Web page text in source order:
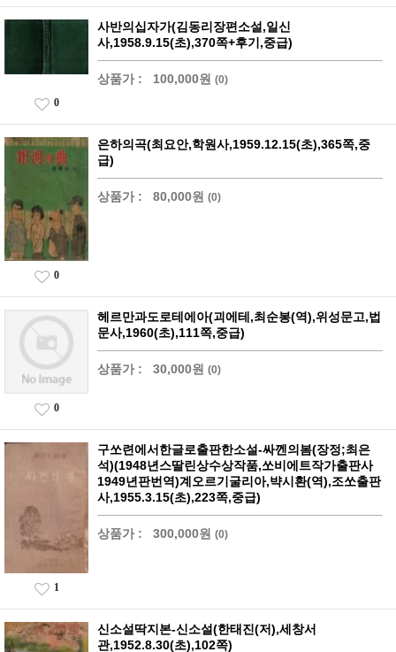
사반의십자가(김동리장편소설,일신
사,1958.9.15(초),370쪽+후기,중급)
상품가 : 100,000원 (0)
0
은하의곡(최요안,학원사,1959.12.15(초),365쪽,중
급)
상품가 : 80,000원 (0)
0
헤르만과도로테에아(괴에테,최순봉(역),위성문고,법
문사,1960(초),111쪽,중급)
상품가 : 30,000원 (0)
0
구쏘련에서한글로출판한소설-싸껜의봄(장정;최은
석)(1948년스딸린상수상작품,쏘비에트작가출판사
1949년판번역)계오르기굴리아,뱍시환(역),조쏘출판
사,1955.3.15(초),223쪽,중급)
상품가 : 300,000원 (0)
1
신소설딱지본-신소설(한태진(저),세창서
관,1952.8.30(초),102쪽)